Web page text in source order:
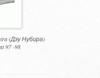
(Дэу Нубира)
97 -98